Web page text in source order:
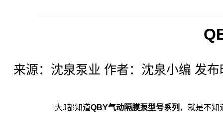
来源：沈泉泵业 作者：沈泉小编 发
大J都知道QBY气动隔膜泵型号系列 ，就是不知